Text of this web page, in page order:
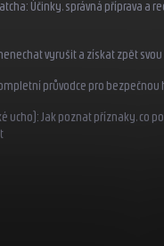
Účinky, správná příprava a
vyrušit a získat zpět
průvodce pro
ucho): Jak poznat příznaky, co